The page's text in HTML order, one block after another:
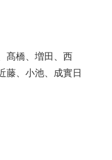
髙橋、増田、西
藤、小池、成實日